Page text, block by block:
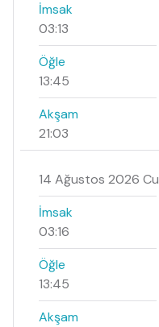
İmsak
03:13
Öğle
13:45
Akşam
21:03
14 Ağustos 2026 Cu
İmsak
03:16
Öğle
13:45
Akşam